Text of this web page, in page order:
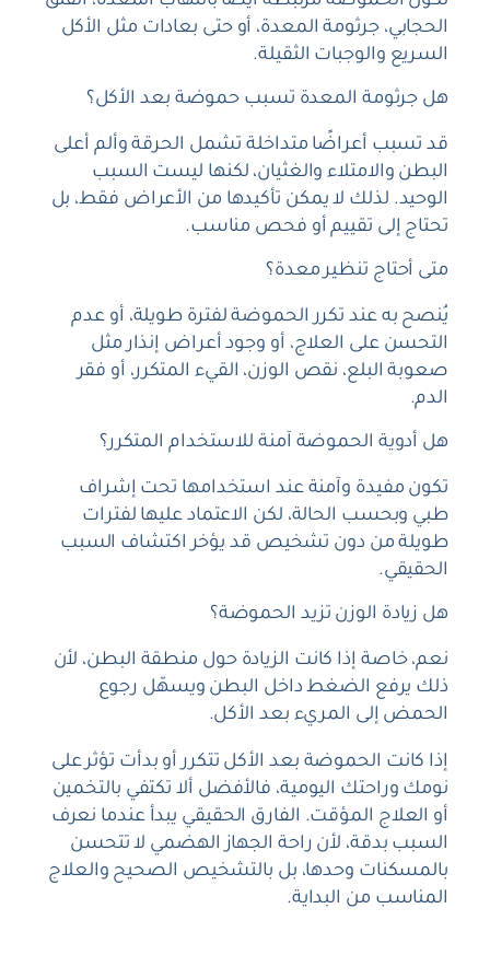
الحجابي، جرثومة المعدة، أو حتى بعادات مثل الأكل
السريع والوجبات الثقيلة.
هل جرثومة المعدة تسبب حموضة بعد الأكل؟
قد تسبب أعراضًا متداخلة تشمل الحرقة وألم أعلى
البطن والامتلاء والغثيان، لكنها ليست السبب
الوحيد. لذلك لا يمكن تأكيدها من الأعراض فقط، بل
تحتاج إلى تقييم أو فحص مناسب.
متى أحتاج تنظير معدة؟
يُنصح به عند تكرر الحموضة لفترة طويلة، أو عدم
التحسن على العلاج، أو وجود أعراض إنذار مثل
صعوبة البلع، نقص الوزن، القيء المتكرر، أو فقر
الدم.
هل أدوية الحموضة آمنة للاستخدام المتكرر؟
تكون مفيدة وآمنة عند استخدامها تحت إشراف
طبي وبحسب الحالة، لكن الاعتماد عليها لفترات
طويلة من دون تشخيص قد يؤخر اكتشاف السبب
الحقيقي.
هل زيادة الوزن تزيد الحموضة؟
نعم، خاصة إذا كانت الزيادة حول منطقة البطن، لأن
ذلك يرفع الضغط داخل البطن ويسهّل رجوع
الحمض إلى المريء بعد الأكل.
إذا كانت الحموضة بعد الأكل تتكرر أو بدأت تؤثر على
نومك وراحتك اليومية، فالأفضل ألا تكتفي بالتخمين
أو العلاج المؤقت. الفارق الحقيقي يبدأ عندما نعرف
السبب بدقة، لأن راحة الجهاز الهضمي لا تتحسن
بالمسكنات وحدها، بل بالتشخيص الصحيح والعلاج
المناسب من البداية.